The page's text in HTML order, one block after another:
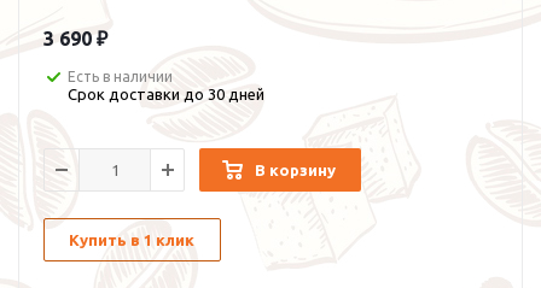
3 690 ₽
Есть в наличии
Срок доставки до 30 дней
В корзину
Купить в 1 клик